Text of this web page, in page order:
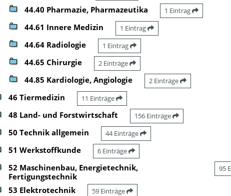
44.40 Pharmazie, Pharmazeutika 1 Eintrag
44.61 Innere Medizin 1 Eintrag
44.64 Radiologie 1 Eintrag
44.65 Chirurgie 2 Einträge
44.85 Kardiologie, Angiologie 2 Einträge
46 Tiermedizin 11 Einträge
48 Land- und Forstwirtschaft 156 Einträge
50 Technik allgemein 44 Einträge
51 Werkstoffkunde 6 Einträge
52 Maschinenbau, Energietechnik,
Fertigungstechnik
95
53 Elektrotechnik 59 Einträge